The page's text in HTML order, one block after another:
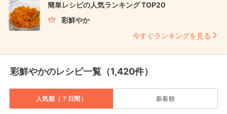
簡単レシピの人気ランキング TOP20
彩鮮やか
今すぐランキングを見る
彩鮮やかのレシピ一覧（1,420件）
人気順（７日間） 新着順